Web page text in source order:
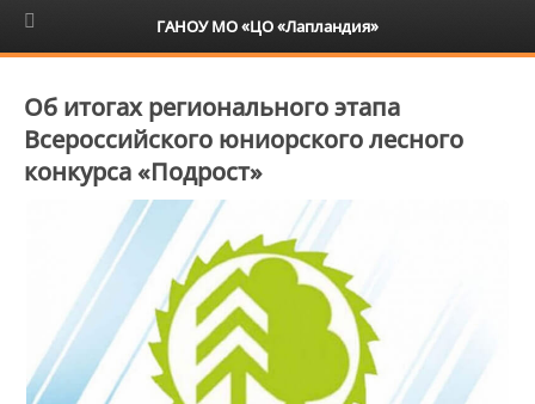
6+
Об итогах регионального этапа
Всероссийского юниорского лесного
конкурса «Подрост»
ГАНОУ МО «ЦО «Лапландия»